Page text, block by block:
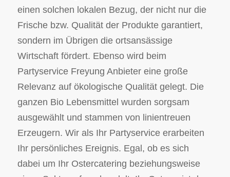
einen solchen lokalen Bezug, der nicht nur die
Frische bzw. Qualität der Produkte garantiert,
sondern im Übrigen die ortsansässige
Wirtschaft fördert. Ebenso wird beim
Partyservice Freyung Anbieter eine große
Relevanz auf ökologische Qualität gelegt. Die
ganzen Bio Lebensmittel wurden sorgsam
ausgewählt und stammen von linientreuen
Erzeugern. Wir als Ihr Partyservice erarbeiten
Ihr persönliches Ereignis. Egal, ob es sich
dabei um Ihr Ostercatering beziehungsweise